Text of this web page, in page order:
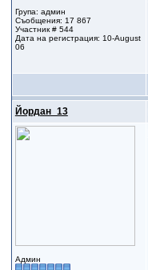
Група: админ
Съобщения: 17 867
Участник # 544
Дата на регистрация: 10-August
06
Йордан_13
Админ